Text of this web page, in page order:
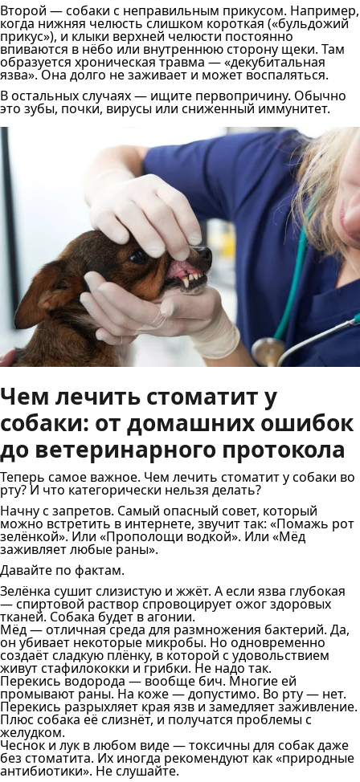
Второй — собаки с неправильным прикусом. Например,
когда нижняя челюсть слишком короткая («бульдожий
прикус»), и клыки верхней челюсти постоянно
впиваются в нёбо или внутреннюю сторону щеки. Там
образуется хроническая травма — «декубитальная
язва». Она долго не заживает и может воспаляться.
В остальных случаях — ищите первопричину. Обычно
это зубы, почки, вирусы или сниженный иммунитет.
Чем лечить стоматит у
собаки: от домашних ошибок
до ветеринарного протокола
Теперь самое важное. Чем лечить стоматит у собаки во
рту? И что категорически нельзя делать?
Начну с запретов. Самый опасный совет, который
можно встретить в интернете, звучит так: «Помажь рот
зелёнкой». Или «Прополощи водкой». Или «Мёд
заживляет любые раны».
Давайте по фактам.
Зелёнка сушит слизистую и жжёт. А если язва глубокая
— спиртовой раствор спровоцирует ожог здоровых
тканей. Собака будет в агонии.
Мёд — отличная среда для размножения бактерий. Да,
он убивает некоторые микробы. Но одновременно
создаёт сладкую плёнку, в которой с удовольствием
живут стафилококки и грибки. Не надо так.
Перекись водорода — вообще бич. Многие ей
промывают раны. На коже — допустимо. Во рту — нет.
Перекись разрыхляет края язв и замедляет заживление.
Плюс собака её слизнёт, и получатся проблемы с
желудком.
Чеснок и лук в любом виде — токсичны для собак даже
без стоматита. Их иногда рекомендуют как «природные
антибиотики». Не слушайте.